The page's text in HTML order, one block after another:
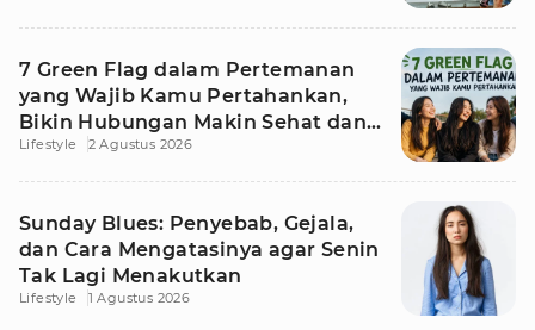
7 Green Flag dalam Pertemanan
yang Wajib Kamu Pertahankan,
Bikin Hubungan Makin Sehat dan
Awet
Lifestyle 2 Agustus 2026
Sunday Blues: Penyebab, Gejala,
dan Cara Mengatasinya agar Senin
Tak Lagi Menakutkan
Lifestyle 1 Agustus 2026